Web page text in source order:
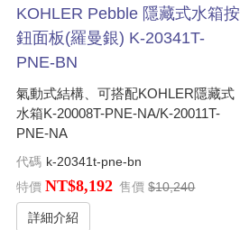
KOHLER Pebble 隱藏式水箱按
鈕面板(羅曼銀) K-20341T-
PNE-BN
氣動式結構、可搭配KOHLER隱藏式
水箱K-20008T-PNE-NA/K-20011T-
PNE-NA
代碼 k-20341t-pne-bn
特價 NT$8,192 售價 $10,240
詳細介紹